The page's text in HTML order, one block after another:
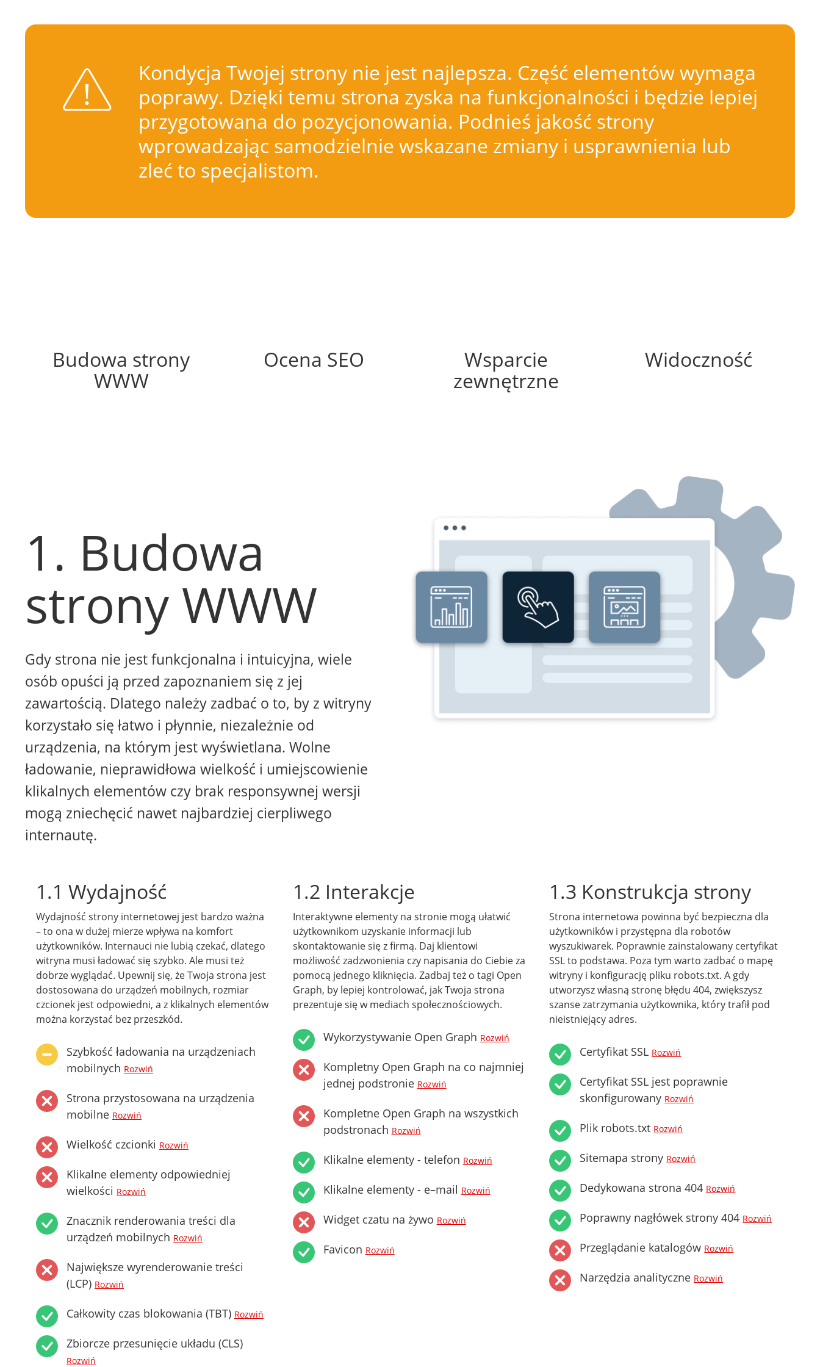
Kondycja Twojej strony nie jest najlepsza. Część elementów wymaga
poprawy. Dzięki temu strona zyska na funkcjonalności i będzie lepiej
przygotowana do pozycjonowania. Podnieś jakość strony
wprowadzając samodzielnie wskazane zmiany i usprawnienia lub
zleć to specjalistom.
Budowa strony
WWW
Ocena SEO
Wsparcie
zewnętrzne
Widoczność
1. Budowa
strony WWW
Gdy strona nie jest funkcjonalna i intuicyjna, wiele
osób opuści ją przed zapoznaniem się z jej
zawartością. Dlatego należy zadbać o to, by z witryny
korzystało się łatwo i płynnie, niezależnie od
urządzenia, na którym jest wyświetlana. Wolne
ładowanie, nieprawidłowa wielkość i umiejscowienie
klikalnych elementów czy brak responsywnej wersji
mogą zniechęcić nawet najbardziej cierpliwego
internautę.
1.1 Wydajność
Wydajność strony internetowej jest bardzo ważna
– to ona w dużej mierze wpływa na komfort
użytkowników. Internauci nie lubią czekać, dlatego
witryna musi ładować się szybko. Ale musi też
dobrze wyglądać. Upewnij się, że Twoja strona jest
dostosowana do urządzeń mobilnych, rozmiar
czcionek jest odpowiedni, a z klikalnych elementów
można korzystać bez przeszkód.
Szybkość ładowania na urządzeniach
mobilnych Rozwiń
Strona przystosowana na urządzenia
mobilne Rozwiń
Wielkość czcionki Rozwiń
Klikalne elementy odpowiedniej
wielkości Rozwiń
Znacznik renderowania treści dla
urządzeń mobilnych Rozwiń
Największe wyrenderowanie treści
(LCP) Rozwiń
Całkowity czas blokowania (TBT) Rozwiń
Zbiorcze przesunięcie układu (CLS)
Rozwiń
1.2 Interakcje
Interaktywne elementy na stronie mogą ułatwić
użytkownikom uzyskanie informacji lub
skontaktowanie się z firmą. Daj klientowi
możliwość zadzwonienia czy napisania do Ciebie za
pomocą jednego kliknięcia. Zadbaj też o tagi Open
Graph, by lepiej kontrolować, jak Twoja strona
prezentuje się w mediach społecznościowych.
Wykorzystywanie Open Graph Rozwiń
Kompletny Open Graph na co najmniej
jednej podstronie Rozwiń
Kompletne Open Graph na wszystkich
podstronach Rozwiń
Klikalne elementy - telefon Rozwiń
Klikalne elementy - e–mail Rozwiń
Widget czatu na żywo Rozwiń
Favicon Rozwiń
1.3 Konstrukcja strony
Strona internetowa powinna być bezpieczna dla
użytkowników i przystępna dla robotów
wyszukiwarek. Poprawnie zainstalowany certyfikat
SSL to podstawa. Poza tym warto zadbać o mapę
witryny i konfigurację pliku robots.txt. A gdy
utworzysz własną stronę błędu 404, zwiększysz
szanse zatrzymania użytkownika, który trafił pod
nieistniejący adres.
Certyfikat SSL Rozwiń
Certyfikat SSL jest poprawnie
skonfigurowany Rozwiń
Plik robots.txt Rozwiń
Sitemapa strony Rozwiń
Dedykowana strona 404 Rozwiń
Poprawny nagłówek strony 404 Rozwiń
Przeglądanie katalogów Rozwiń
Narzędzia analityczne Rozwiń